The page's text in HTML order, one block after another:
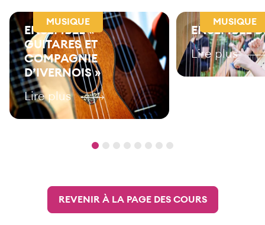
MUSIQUE
ENSEMBLE «
GUITARES ET
COMPAGNIE
D’IVERNOIS »
Lire plus
MUSIQUE
ENSEMBLE
Lire plus
REVENIR À LA PAGE DES COURS